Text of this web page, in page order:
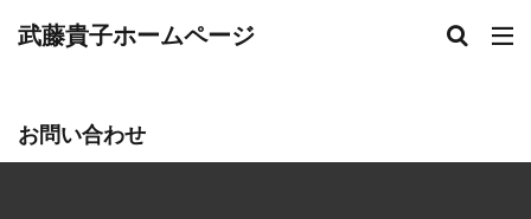
武藤貴子ホームページ
お問い合わせ